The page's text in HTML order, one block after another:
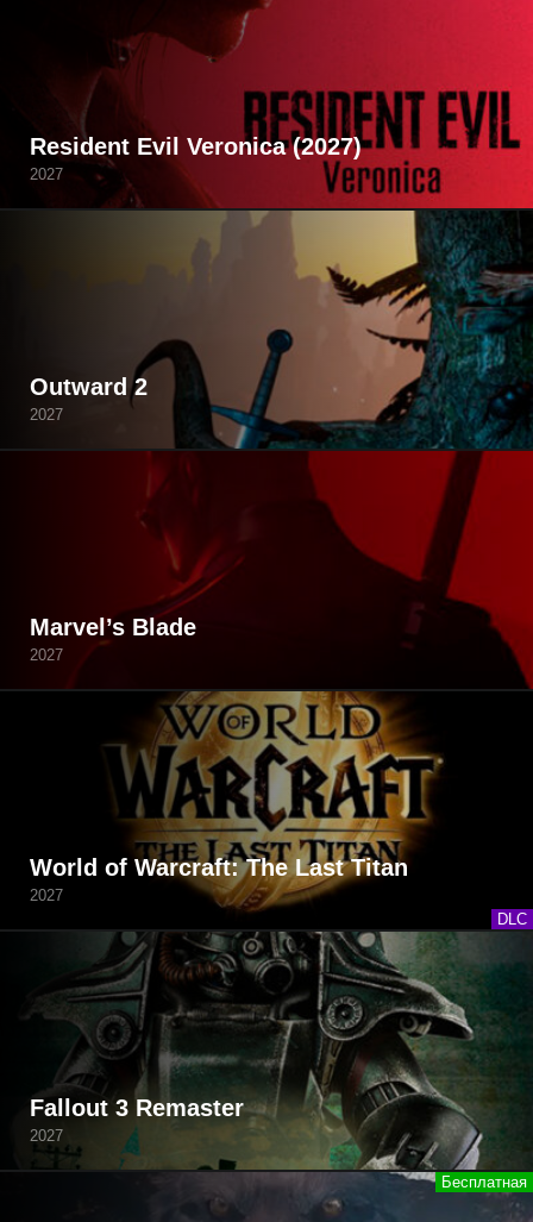
Resident Evil Veronica (2027)
2027
Outward 2
2027
Marvel’s Blade
2027
DLC
World of Warcraft: The Last Titan
2027
Fallout 3 Remaster
2027